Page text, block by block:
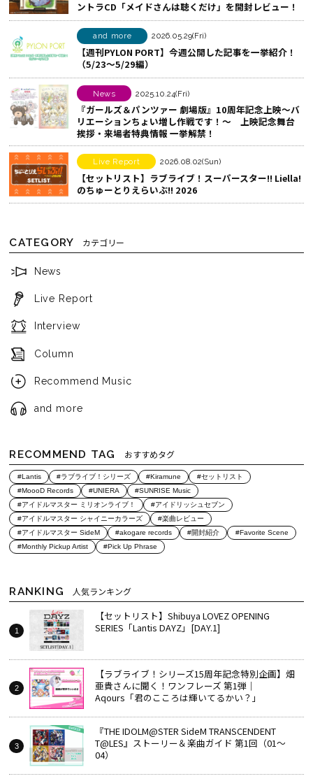
k
で
シ
ェ
ア
す
る
ア
る
ントラCD「メイドさんは聴くだけ」を開封レビュー！
and more 2026.05.29(Fri)
【週刊PYLON PORT】今週公開した記事を一挙紹介！
（5/23〜5/29編）
News 2025.10.24(Fri)
『ガールズ＆パンツァー 劇場版』10周年記念上映～バ
リエーションちょい増し作戦です！～ 上映記念舞台
挨拶・来場者特典情報 一挙解禁！
Live Report 2026.08.02(Sun)
【セットリスト】ラブライブ！スーパースター!! Liella!
のちゅーとりえらいぶ!! 2026
CATEGORY カテゴリー
News
Live Report
Interview
Column
Recommend Music
and more
RECOMMEND TAG おすすめタグ
#Lantis #ラブライブ！シリーズ #Kiramune
#セットリスト
#MoooD Records
#UNIERA
#SUNRISE Music
#アイドルマスター ミリオンライブ！
#アイドリッシュセブン
#アイドルマスター シャイニーカラーズ
#楽曲レビュー
#アイドルマスター SideM
#akogare records #開封紹介
#Favorite Scene
#Monthly Pickup Artist
#Pick Up Phrase
RANKING 人気ランキング
【セットリスト】Shibuya LOVEZ OPENING
SERIES「Lantis DAYZ」[DAY.1]
【ラブライブ！シリーズ15周年記念特別企画】畑
亜貴さんに聞く！ワンフレーズ 第1弾｜
Aqours「君のこころは輝いてるかい？」
『THE IDOLM@STER SideM TRANSCENDENT
T@LES』ストーリー＆楽曲ガイド 第1回（01～
04）